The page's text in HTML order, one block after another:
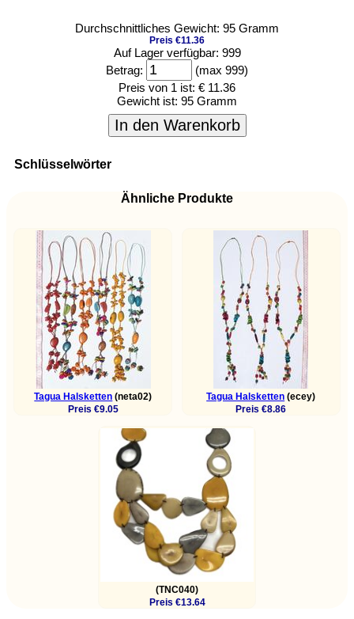
Durchschnittliches Gewicht: 95 Gramm
Preis €11.36
Auf Lager verfügbar: 999
Betrag:
(max 999)
Preis von 1 ist: € 11.36
Gewicht ist: 95 Gramm
In den Warenkorb
Schlüsselwörter
Ähnliche Produkte
Tagua Halsketten (neta02)
Preis €9.05
Tagua Halsketten (ecey)
Preis €8.86
(TNC040)
Preis €13.64